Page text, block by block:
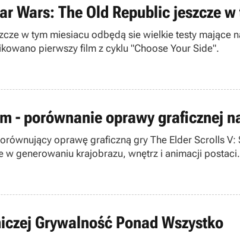
Wars: The Old Republic jeszcze
w tym miesiacu odbędą sie wielkie testy
pierwszy film z cyklu "Choose Your Side".
- porównanie oprawy graficznej
oprawę graficzną gry The Elder Scrolls
w generowaniu krajobrazu, wnętrz i animacji postaci.
Grywalność Ponad Wszystko